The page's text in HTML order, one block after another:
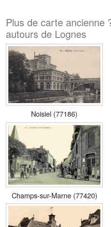
Plus de carte ancienne
autours de Lognes
Noisiel (77186)
Champs-sur-Marne (77420)